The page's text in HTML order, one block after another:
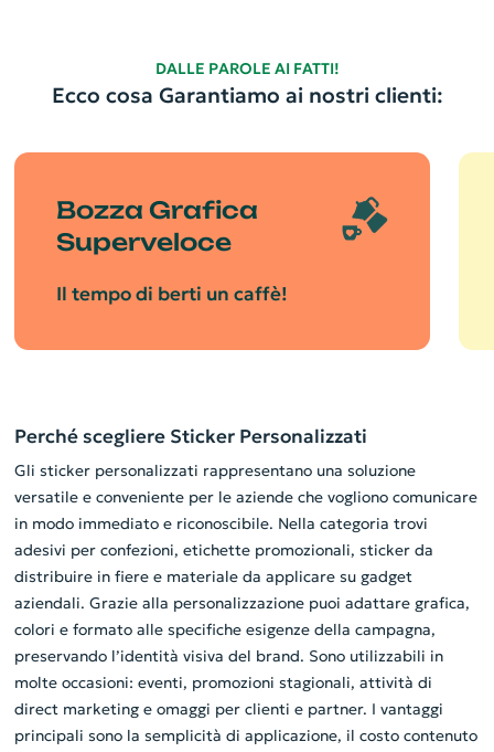
DALLE PAROLE AI FATTI!
Ecco cosa Garantiamo ai nostri clienti:
Bozza Grafica
Superveloce
Il tempo di berti un caffè!
Perché scegliere Sticker Personalizzati
Gli sticker personalizzati rappresentano una soluzione
versatile e conveniente per le aziende che vogliono comunicare
in modo immediato e riconoscibile. Nella categoria trovi
adesivi per confezioni, etichette promozionali, sticker da
distribuire in fiere e materiale da applicare su gadget
aziendali. Grazie alla personalizzazione puoi adattare grafica,
colori e formato alle specifiche esigenze della campagna,
preservando l’identità visiva del brand. Sono utilizzabili in
molte occasioni: eventi, promozioni stagionali, attività di
direct marketing e omaggi per clienti e partner. I vantaggi
principali sono la semplicità di applicazione, il costo contenuto